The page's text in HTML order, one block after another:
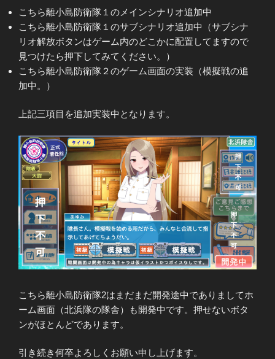
こちら離小島防衛隊１のメインシナリオ追加中
こちら離小島防衛隊１のサブシナリオ追加中（サブシナ
リオ解放ボタンはゲーム内のどこかに配置してますので
見つけたら押下してみてください。）
こちら離小島防衛隊２のゲーム画面の実装（模擬戦の追
加中。）
上記三項目を追加実装中となります。
こちら離小島防衛隊2はまだまだ開発途中でありましてホ
ーム画面（北浜隊の隊舎）も開発中です。押せないボタ
ンがほとんどであります。
引き続き何卒よろしくお願い申し上げます。